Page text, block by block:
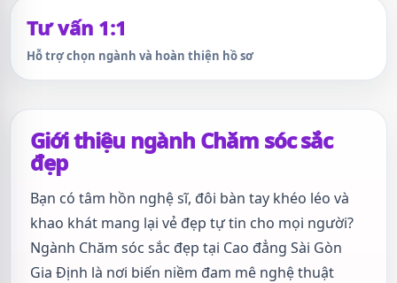
Tư vấn 1:1
Hỗ trợ chọn ngành và hoàn thiện hồ sơ
Giới thiệu ngành Chăm sóc sắc
đẹp
Bạn có tâm hồn nghệ sĩ, đôi bàn tay khéo léo và
khao khát mang lại vẻ đẹp tự tin cho mọi người?
Ngành Chăm sóc sắc đẹp tại Cao đẳng Sài Gòn
Gia Định là nơi biến niềm đam mê nghệ thuật